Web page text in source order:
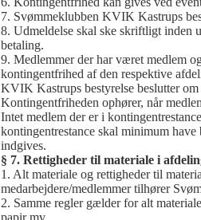
7. Svømmeklubben KVIK Kastrups
8. Udmeldelse skal ske skriftligt inden
betaling.
9. Medlemmer der har været medlem
kontingentfrihed af den respektive
KVIK Kastrups bestyrelse beslutter
Kontingentfriheden ophører, når
Intet medlem der er i
kontingentrestance skal minimum
indgives.
§ 7. Rettigheder til materiale i
1. Alt materiale og rettigheder til
medarbejdere/medlemmer tilhører
2. Samme regler gælder for alt